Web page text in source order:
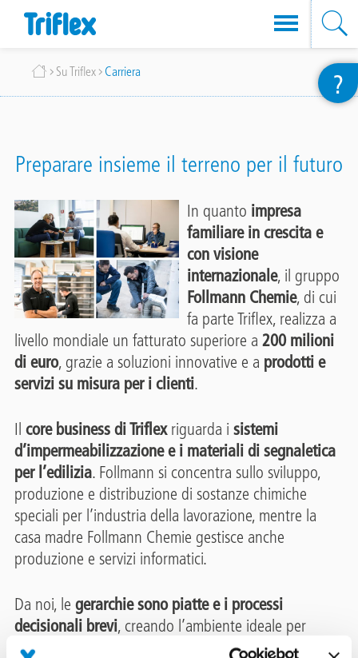
contenuto
Briciole
di
Su Triflex Carriera
Preparare insieme il terreno per il futuro
In quanto impresa
familiare in crescita e
con visione
internazionale, il gruppo
Follmann Chemie, di cui
fa parte Triflex, realizza a
livello mondiale un fatturato superiore a 200 milioni
di euro, grazie a soluzioni innovative e a prodotti e
servizi su misura per i clienti.
Il core business di Triflex riguarda i sistemi
d’impermeabilizzazione e i materiali di segnaletica
per l’edilizia. Follmann si concentra sullo sviluppo,
produzione e distribuzione di sostanze chimiche
speciali per l’industria della lavorazione, mentre la
casa madre Follmann Chemie gestisce anche
produzione e servizi informatici.
Da noi, le gerarchie sono piatte e i processi
decisionali brevi, creando l’ambiente ideale per
motivazione e innovazione. Come datore di lavoro
?